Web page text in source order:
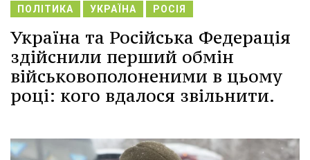
ПОЛІТИКА УКРАЇНА РОСІЯ
Україна та Російська Федерація
здійснили перший обмін
військовополоненими в цьому
році: кого вдалося звільнити.